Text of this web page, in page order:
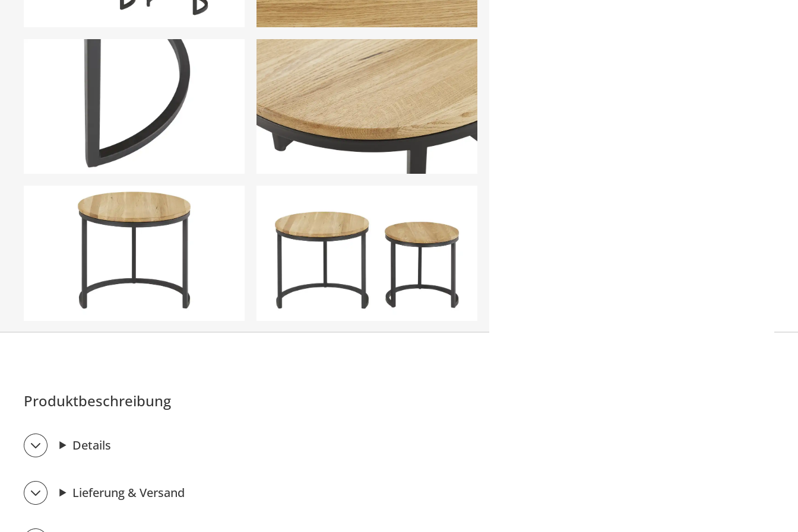
Produktbeschreibung
Details
Lieferung & Versand